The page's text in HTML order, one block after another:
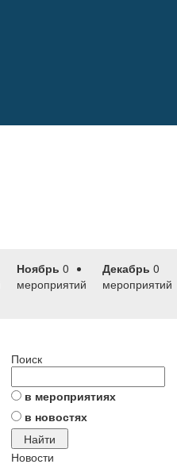
Ноябрь 0
мероприятий
Декабрь 0
мероприятий
Поиск
в мероприятиях
в новостях
Новости